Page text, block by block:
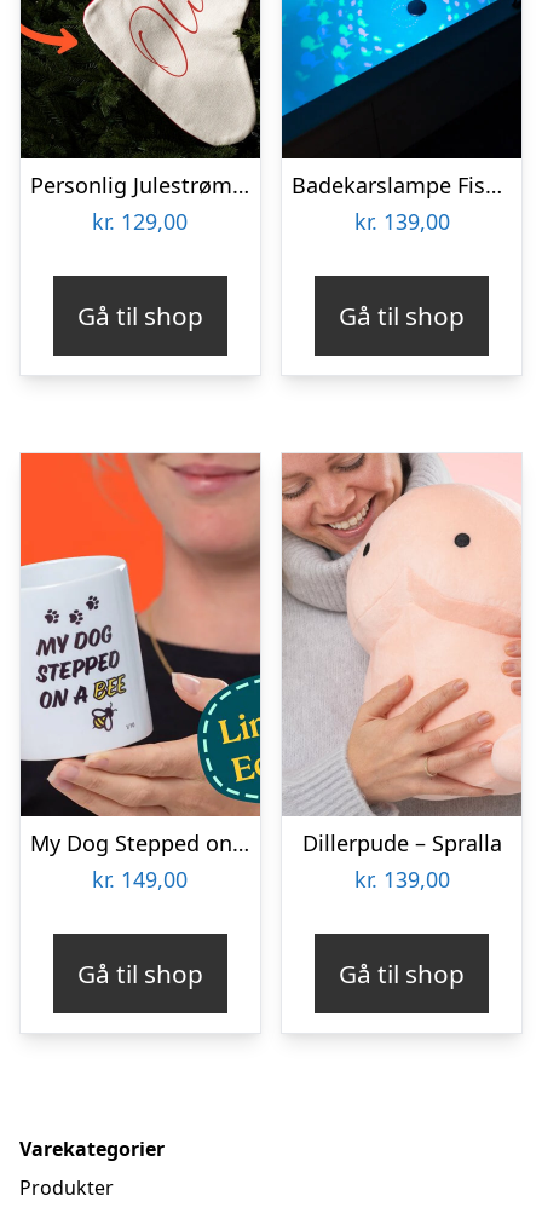
Personlig Julestrømpe med Tekst
kr. 129,00
Gå til shop
Badekarslampe Fishworld – Spralla
kr. 139,00
Gå til shop
My Dog Stepped on a Bee Kop – Limited Edition
kr. 149,00
Gå til shop
Dillerpude – Spralla
kr. 139,00
Gå til shop
Varekategorier
Produkter